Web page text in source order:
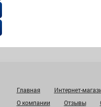
Главная Интернет-
О компании
Отзывы